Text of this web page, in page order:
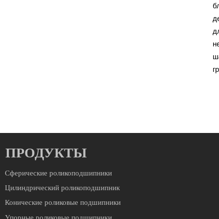
ПРОДУКТЫ
Сферические роликоподшипники
Цилиндрический роликоподшипник
Конические роликовые подшипники
Упорные роликовые подшипники